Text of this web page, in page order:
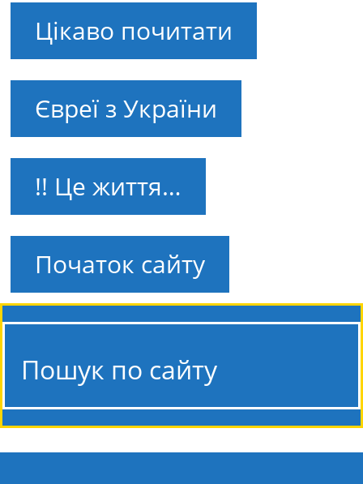
Цікаво почитати
Євреї з України
!! Це життя…
Початок сайту
Пошук по сайту